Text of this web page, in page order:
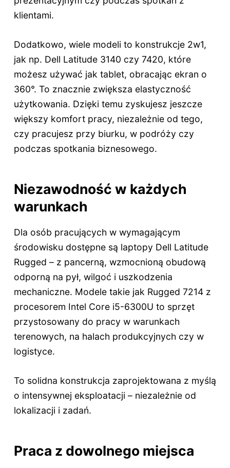
klientami.
Dodatkowo, wiele modeli to konstrukcje 2w1,
jak np. Dell Latitude 3140 czy 7420, które
możesz używać jak tablet, obracając ekran o
360°. To znacznie zwiększa elastyczność
użytkowania. Dzięki temu zyskujesz jeszcze
większy komfort pracy, niezależnie od tego,
czy pracujesz przy biurku, w podróży czy
podczas spotkania biznesowego.
Niezawodność w każdych
warunkach
Dla osób pracujących w wymagającym
środowisku dostępne są laptopy Dell Latitude
Rugged – z pancerną, wzmocnioną obudową
odporną na pył, wilgoć i uszkodzenia
mechaniczne. Modele takie jak Rugged 7214 z
procesorem Intel Core i5-6300U to sprzęt
przystosowany do pracy w warunkach
terenowych, na halach produkcyjnych czy w
logistyce.
To solidna konstrukcja zaprojektowana z myślą
o intensywnej eksploatacji – niezależnie od
lokalizacji i zadań.
Praca z dowolnego miejsca